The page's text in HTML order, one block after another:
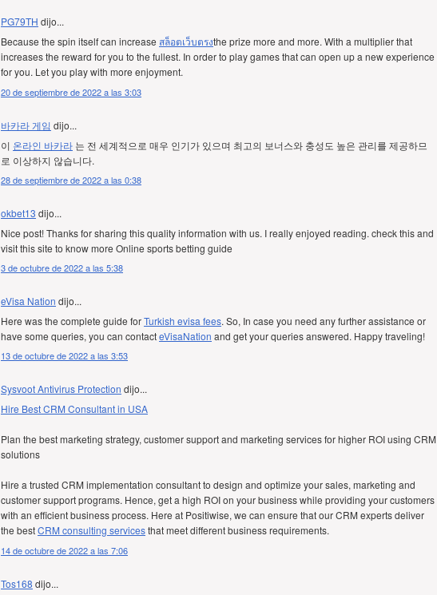
PG79TH dijo...
Because the spin itself can increase สล็อตเว็บตรงthe prize more and more. With a multiplier that
increases the reward for you to the fullest. In order to play games that can open up a new experience
for you. Let you play with more enjoyment.
20 de septiembre de 2022 a las 3:03
바카라 게임 dijo...
이 온라인 바카라 는 전 세계적으로 매우 인기가 있으며 최고의 보너스와 충성도 높은 관리를 제공하므
로 이상하지 않습니다.
28 de septiembre de 2022 a las 0:38
okbet13 dijo...
Nice post! Thanks for sharing this quality information with us. I really enjoyed reading. check this and
visit this site to know more Online sports betting guide
3 de octubre de 2022 a las 5:38
eVisa Nation dijo...
Here was the complete guide forTurkish evisa fees. So, In case you need any further assistance or
have some queries, you can contacteVisaNation and get your queries answered. Happy traveling!
13 de octubre de 2022 a las 3:53
Sysvoot Antivirus Protection dijo...
Hire Best CRM Consultant in USA
Plan the best marketing strategy, customer support and marketing services for higher ROI using CRM
solutions
Hire a trusted CRM implementation consultant to design and optimize your sales, marketing and
customer support programs. Hence, get a high ROI on your business while providing your customers
with an efficient business process. Here at Positiwise, we can ensure that our CRM experts deliver
the bestCRM consulting servicesthat meet different business requirements.
14 de octubre de 2022 a las 7:06
Tos168 dijo...